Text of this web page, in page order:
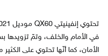
في الأمام والخلف، وتمّ تزويدها
الأمان، كما أنّها تحتوي على